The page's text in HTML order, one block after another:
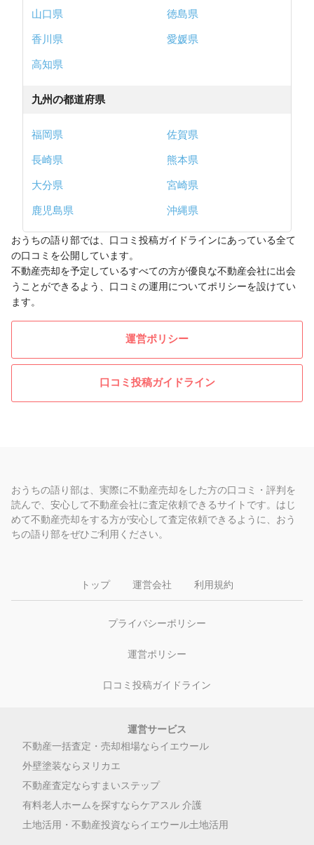
山口県
徳島県
香川県
愛媛県
高知県
九州の都道府県
福岡県
佐賀県
長崎県
熊本県
大分県
宮崎県
鹿児島県
沖縄県
おうちの語り部では、口コミ投稿ガイドラインにあっている全て
の口コミを公開しています。
不動産売却を予定しているすべての方が優良な不動産会社に出会
うことができるよう、口コミの運用についてポリシーを設けてい
ます。
運営ポリシー
口コミ投稿ガイドライン
おうちの語り部は、実際に不動産売却をした方の口コミ・評判を
読んで、安心して不動産会社に査定依頼できるサイトです。はじ
めて不動産売却をする方が安心して査定依頼できるように、おう
ちの語り部をぜひご利用ください。
トップ 運営会社 利用規約
プライバシーポリシー
運営ポリシー
口コミ投稿ガイドライン
運営サービス
不動産一括査定・売却相場ならイエウール
外壁塗装ならヌリカエ
不動産査定ならすまいステップ
有料老人ホームを探すならケアスル 介護
土地活用・不動産投資ならイエウール土地活用